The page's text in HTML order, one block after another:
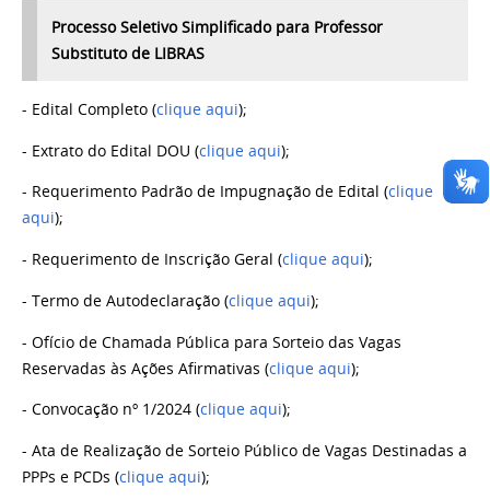
Processo Seletivo Simplificado para Professor
Substituto de LIBRAS
- Edital Completo (clique aqui);
- Extrato do Edital DOU (clique aqui);
- Requerimento Padrão de Impugnação de Edital (clique
aqui);
- Requerimento de Inscrição Geral (clique aqui);
- Termo de Autodeclaração (clique aqui);
- Ofício de Chamada Pública para Sorteio das Vagas
Reservadas às Ações Afirmativas (clique aqui);
- Convocação nº 1/2024 (clique aqui);
- Ata de Realização de Sorteio Público de Vagas Destinadas a
PPPs e PCDs (clique aqui);